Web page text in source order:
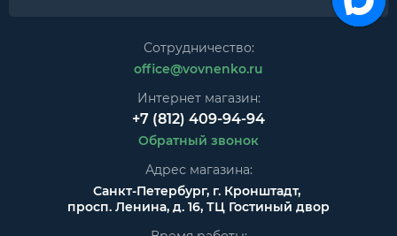
Сотрудничество:
office@vovnenko.ru
Интернет магазин:
+7 (812) 409-94-94
Обратный звонок
Адрес магазина:
Санкт-Петербург, г. Кронштадт,
просп. Ленина, д. 16, ТЦ Гостиный двор